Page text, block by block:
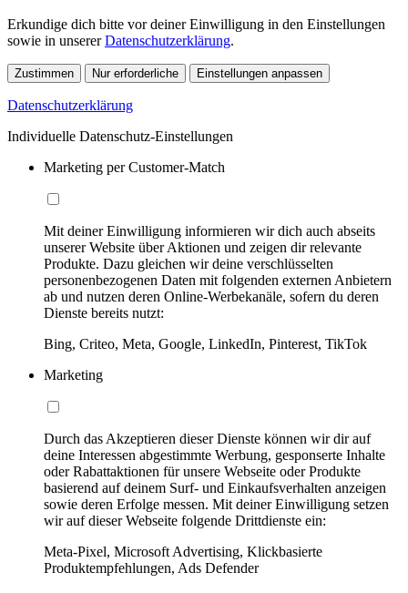
Erkundige dich bitte vor deiner Einwilligung in den Einstellungen
sowie in unsererDatenschutzerklärung.
Zustimmen Nur erforderliche Einstellungen anpassen
Datenschutzerklärung
Individuelle Datenschutz-Einstellungen
Marketing per Customer-Match
Mit deiner Einwilligung informieren wir dich auch abseits
unserer Website über Aktionen und zeigen dir relevante
Produkte. Dazu gleichen wir deine verschlüsselten
personenbezogenen Daten mit folgenden externen Anbietern
ab und nutzen deren Online-Werbekanäle, sofern du deren
Dienste bereits nutzt:
Bing, Criteo, Meta, Google, LinkedIn, Pinterest, TikTok
Marketing
Durch das Akzeptieren dieser Dienste können wir dir auf
deine Interessen abgestimmte Werbung, gesponserte Inhalte
oder Rabattaktionen für unsere Webseite oder Produkte
basierend auf deinem Surf- und Einkaufsverhalten anzeigen
sowie deren Erfolge messen. Mit deiner Einwilligung setzen
wir auf dieser Webseite folgende Drittdienste ein:
Meta-Pixel, Microsoft Advertising, Klickbasierte
Produktempfehlungen, Ads Defender